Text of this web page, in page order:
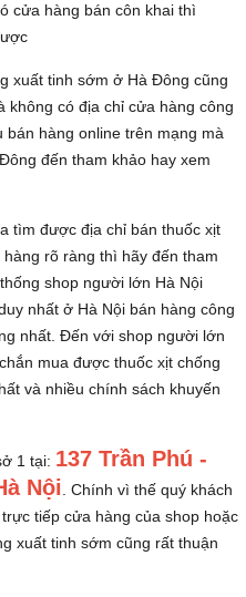
cửa hàng bán côn khai thì
xuất tinh sớm ở Hà Đông cũng
không có địa chỉ cửa hàng công
bán hàng online trên mạng mà
đến tham khảo hay xem
tìm được địa chỉ bán thuốc xịt
rõ ràng thì hãy đến tham
shop người lớn Hà Nội
nhất ở Hà Nội bán hàng công
nhất. Đến với shop người lớn
mua được thuốc xịt chống
và nhiều chính sách khuyến
1 tại: 137 Trần Phú -
Nội . Chính vì thế quý khách
tiếp cửa hàng của shop hoặc
xuất tinh sớm cũng rất thuận